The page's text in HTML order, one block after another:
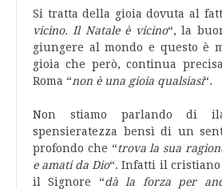
Si tratta della gioia dovuta al
vicino. Il Natale è vicino“, la
giungere al mondo e questo è
gioia che però, continua
Roma “non è una gioia qualsiasi“.
Non stiamo parlando di
spensieratezza bensì di un
profondo che “trova la sua
e amati da Dio“. Infatti il cristiano
il Signore “dà la forza per